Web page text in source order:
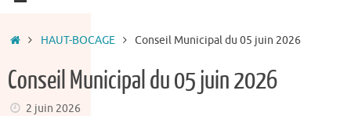
Accueil
HAUT-BOCAGE Conseil Municipal du 05 juin 2026
Conseil Municipal du 05 juin 2026
2 juin 2026